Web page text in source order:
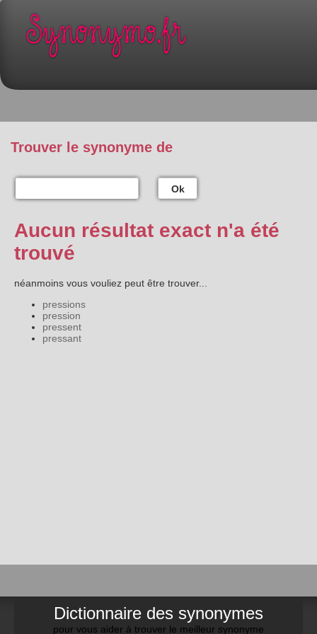
Trouver le synonyme de
Ok
Aucun résultat exact n'a été
trouvé
néanmoins vous vouliez peut être trouver...
pressions
pression
pressent
pressant
Dictionnaire des synonymes
pour vous aider à trouver le meilleur synonyme